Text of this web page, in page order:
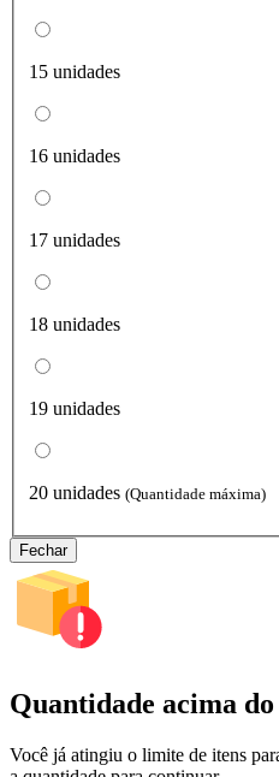
15 unidades
16 unidades
17 unidades
18 unidades
19 unidades
20 unidades (Quantidade máxima)
Fechar
Quantidade acima
Você já atingiu o limite de itens